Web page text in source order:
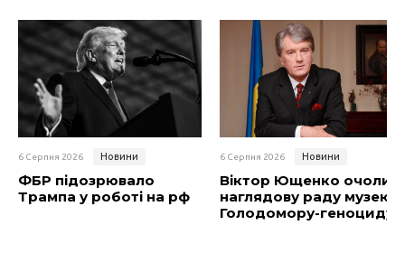
6 Серпня 2026 Новини
ФБР підозрювало
Трампа у роботі на рф
6 Серпня 2026 Новини
Віктор Ющенко очолив
наглядову раду музею
Голодомору-геноциду